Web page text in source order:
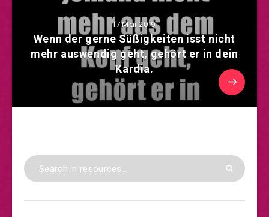
17 Mai 2019
Wenn der gerne Süßigkeiten isst nicht
mehr auswendig geht, gehört er in dein
Kardia.